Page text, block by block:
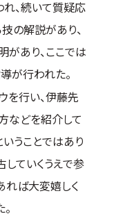
、続いて質疑応
の解説があり、
があり、ここでは
が行われた。
を行い、伊藤先
などを紹介して
うことではあり
していくうえで参
れば大変嬉しく